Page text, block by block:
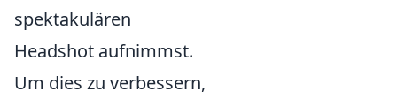
spektakulären
Headshot aufnimmst.
Um dies zu verbessern,